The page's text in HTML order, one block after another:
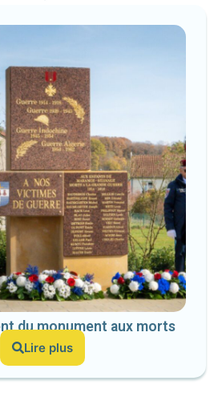
du monument aux morts
Lire plus